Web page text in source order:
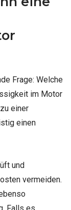
Frage: Welche
im Motor
einer
einen
und
vermeiden.